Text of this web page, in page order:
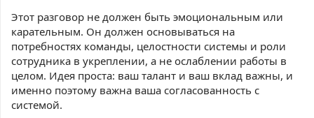
Этот разговор не должен быть эмоциональным или
карательным. Он должен основываться на
потребностях команды, целостности системы и роли
сотрудника в укреплении, а не ослаблении работы в
целом. Идея проста: ваш талант и ваш вклад важны, и
именно поэтому важна ваша согласованность с
системой.